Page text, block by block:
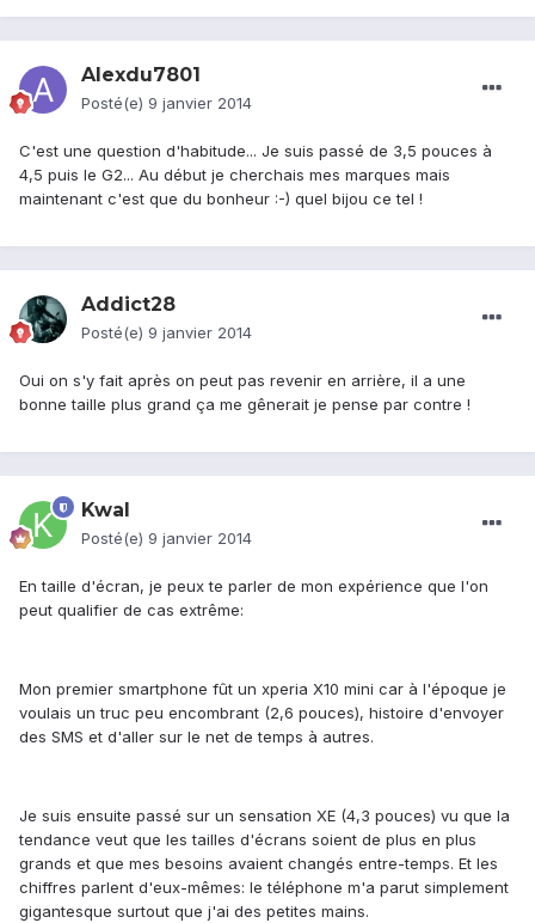
Alexdu7801
Posté(e) 9 janvier 2014
C'est une question d'habitude... Je suis passé de 3,5 pouces à
4,5 puis le G2... Au début je cherchais mes marques mais
maintenant c'est que du bonheur :-) quel bijou ce tel !
Addict28
Posté(e) 9 janvier 2014
Oui on s'y fait après on peut pas revenir en arrière, il a une
bonne taille plus grand ça me gênerait je pense par contre !
Kwal
Posté(e) 9 janvier 2014
En taille d'écran, je peux te parler de mon expérience que l'on
peut qualifier de cas extrême:
Mon premier smartphone fût un xperia X10 mini car à l'époque je
voulais un truc peu encombrant (2,6 pouces), histoire d'envoyer
des SMS et d'aller sur le net de temps à autres.
Je suis ensuite passé sur un sensation XE (4,3 pouces) vu que la
tendance veut que les tailles d'écrans soient de plus en plus
grands et que mes besoins avaient changés entre-temps. Et les
chiffres parlent d'eux-mêmes: le téléphone m'a parut simplement
gigantesque surtout que j'ai des petites mains.